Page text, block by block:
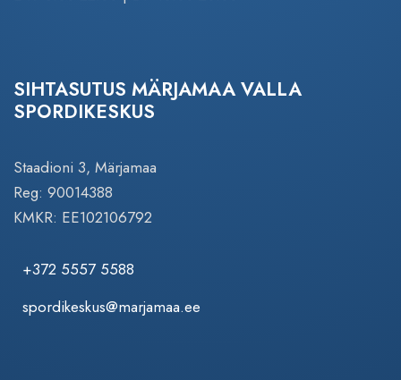
SIHTASUTUS MÄRJAMAA VALLA
SPORDIKESKUS
Staadioni 3, Märjamaa
Reg: 90014388
KMKR: EE102106792
+372 5557 5588
spordikeskus@marjamaa.ee